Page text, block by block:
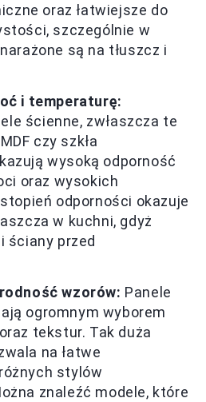
oraz łatwiejsze do
szczególnie w
są na tłuszcz i
i temperaturę:
ścienne, zwłaszcza te
czy szkła
wysoką odporność
oraz wysokich
odporności okazuje
w kuchni, gdyż
ściany przed
wzorów: Panele
ogromnym wyborem
tekstur. Tak duża
na łatwe
stylów
znaleźć modele, które